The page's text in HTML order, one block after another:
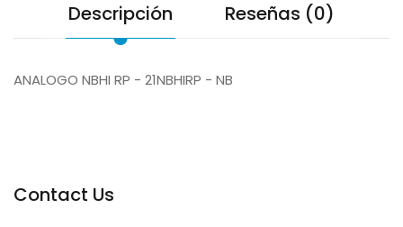
Descripción Reseñas (0)
ANALOGO NBHI RP - 21NBHIRP - NB
Contact Us